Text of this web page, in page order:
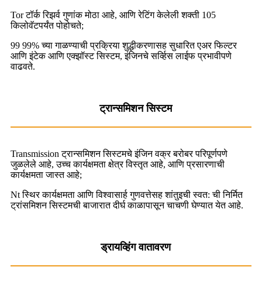
Tor टॉर्क रिझर्व गुणांक मोठा आहे, आणि रेटिंग केलेली शक्ती 105
किलोवॅटपर्यंत पोहोचते;
99 99% च्या गाळण्याची प्रक्रिया शुद्धीकरणासह सुधारित एअर फिल्टर
आणि इंटेक आणि एक्झॉस्ट सिस्टम, इंजिनचे सर्व्हिस लाईफ प्रभावीपणे
वाढवते.
ट्रान्समिशन सिस्टम
Transmission ट्रान्समिशन सिस्टमचे इंजिन वक्र बरोबर परिपूर्णपणे
जुळलेले आहे, उच्च कार्यक्षमता क्षेत्र विस्तृत आहे, आणि प्रसारणाची
कार्यक्षमता जास्त आहे;
Nt स्थिर कार्यक्षमता आणि विश्वासार्ह गुणवत्तेसह शांतुइची स्वत: ची निर्मित
ट्रांसमिशन सिस्टमची बाजारात दीर्घ काळापासून चाचणी घेण्यात येत आहे.
ड्रायव्हिंग वातावरण